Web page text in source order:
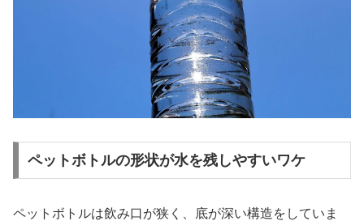
ペットボトルの形状が水を残しやすいワケ
ペットボトルは飲み口が狭く、底が深い構造をしていま